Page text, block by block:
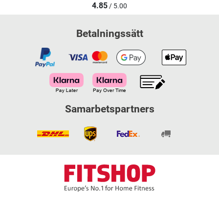
4.85/ 5.00
Betalningssätt
Samarbetspartners